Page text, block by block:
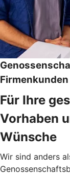
Firmenkunden
Für Ihre
Vorhaben
Wünsche
Wir sind anders